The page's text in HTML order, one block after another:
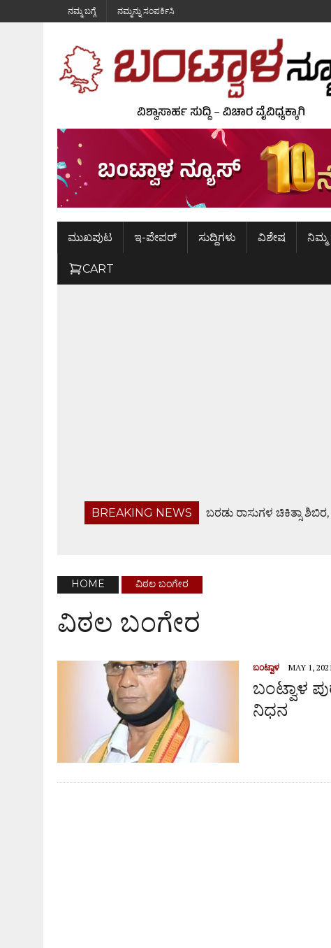
ನಮ್ಮ ಬಗ್ಗೆ ನಮ್ಮನ್ನು ಸಂಪರ್ಕಿಸಿ
ಮುಖಪುಟ ಇ-ಪೇಪರ್ ಸುದ್ದಿಗಳು ವಿಶೇಷ ನಿಮ್ಮ
CART
BREAKING NEWS
ಬರಡು ರಾಸುಗಳ ಚಿಕಿತ್ಸಾ
ಆ.28ರಂದು ಸರಪಾಡಿಯಲ್ಲಿ ಸಾಮೂಹಿಕ ಶ್ರೀ
HOME ವಿಠಲ ಬಂಗೇರ
ವಿಠಲ ಬಂಗೇರ
ಬಂಟ್ವಾಳ MAY 1, 2021
ಬಂಟ್ವಾಳ
ನಿಧನ